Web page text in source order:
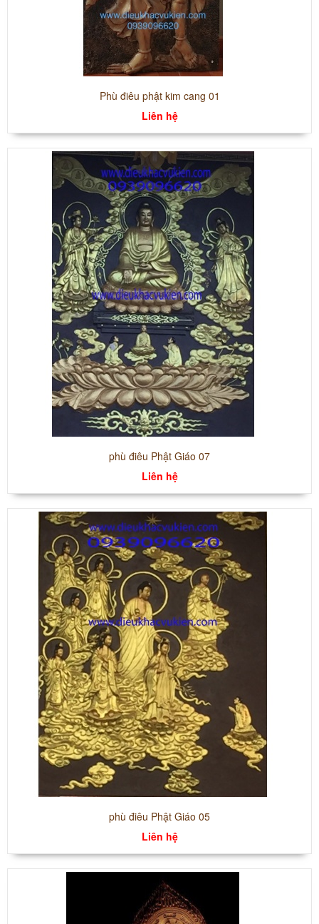
Phù điêu phật kim cang 01
Liên hệ
phù điêu Phật Giáo 07
Liên hệ
phù điêu Phật Giáo 05
Liên hệ